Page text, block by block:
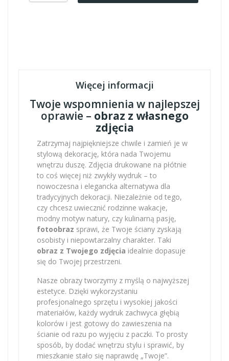
Więcej informacji
Twoje wspomnienia w najlepszej
oprawie – obraz z własnego
zdjęcia
Zatrzymaj najpiękniejsze chwile i zamień je w
stylową dekorację, która nada Twojemu
wnętrzu duszę. Zdjęcia drukowane na płótnie
to coś więcej niż zwykły wydruk – to
nowoczesna i elegancka alternatywa dla
tradycyjnych dekoracji. Niezależnie od tego,
czy chcesz uwiecznić rodzinne wakacje,
modny motyw natury, czy kulinarną pasję,
fotoobraz sprawi, że Twoje ściany zyskają
osobisty i niepowtarzalny charakter. Taki
obraz z Twojego zdjęcia idealnie dopasuje
się do Twojej przestrzeni.
Nasze obrazy tworzymy z myślą o najwyższej
estetyce. Dzięki wykorzystaniu
profesjonalnego sprzętu i wysokiej jakości
materiałów, każdy wydruk zachwyca głębią
kolorów i jest gotowy do zawieszenia na
ścianie od razu po wyjęciu z paczki. To prosty
sposób, by dodać wnętrzu stylu i sprawić, by
mieszkanie stało się naprawdę „Twoje”.